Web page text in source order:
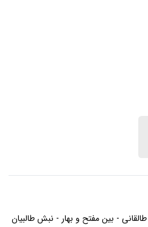
- بین مفتح و بهار - نبش طالبیان